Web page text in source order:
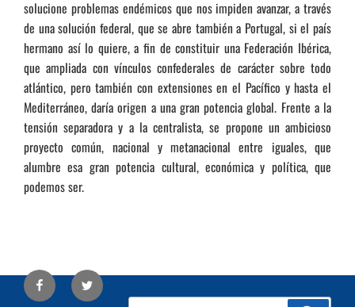
solucione problemas endémicos que nos impiden avanzar, a través
de una solución federal, que se abre también a Portugal, si el país
hermano así lo quiere, a fin de constituir una Federación Ibérica,
que ampliada con vínculos confederales de carácter sobre todo
atlántico, pero también con extensiones en el Pacífico y hasta el
Mediterráneo, daría origen a una gran potencia global. Frente a la
tensión separadora y a la centralista, se propone un ambicioso
proyecto común, nacional y metanacional entre iguales, que
alumbre esa gran potencia cultural, económica y política, que
podemos ser.
Facebook Twitter